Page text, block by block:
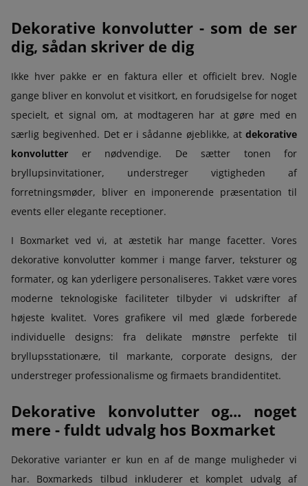
Dekorative konvolutter - som de ser
dig, sådan skriver de dig
Ikke hver pakke er en faktura eller et officielt brev. Nogle
gange bliver en konvolut et visitkort, en forudsigelse for noget
specielt, et signal om, at modtageren har at gøre med en
særlig begivenhed. Det er i sådanne øjeblikke, at dekorative
konvolutter er nødvendige. De sætter tonen for
bryllupsinvitationer, understreger vigtigheden af
forretningsmøder, bliver en imponerende præsentation til
events eller elegante receptioner.
I Boxmarket ved vi, at æstetik har mange facetter. Vores
dekorative konvolutter kommer i mange farver, teksturer og
formater, og kan yderligere personaliseres. Takket være vores
moderne teknologiske faciliteter tilbyder vi udskrifter af
højeste kvalitet. Vores grafikere vil med glæde forberede
individuelle designs: fra delikate mønstre perfekte til
bryllupsstationære, til markante, corporate designs, der
understreger professionalisme og firmaets brandidentitet.
Dekorative konvolutter og... noget
mere - fuldt udvalg hos Boxmarket
Dekorative varianter er kun en af de mange muligheder vi
har. Boxmarkeds tilbud inkluderer et komplet udvalg af